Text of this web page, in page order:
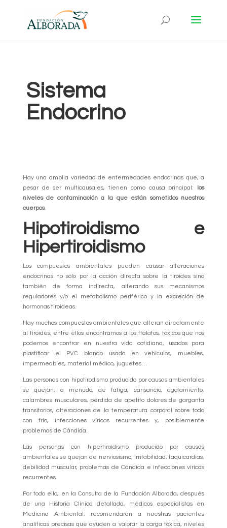
Sistema
Endocrino
Hay una amplia variedad de enfermedades endocrinas que, a
pesar de ser multicausales, tienen como causa principal: los
niveles de contaminación a la que están sometidos nuestros
cuerpos.
Hipotiroidismo e
Hipertiroidismo
Los compuestos ambientales pueden causar alteraciones
endocrinas no sólo por la acción directa sobre la tiroides sino
también de forma indirecta, alterando sus mecanismos
reguladores y/o el metabolismo periférico y la excreción de
hormonas tiroideas.
Hay muchos compuestos ambientales que alteran directamente
al tiroides, entre ellos encontramos a los ftalatos, tóxicos que nos
podemos encontrar en nuestra vida cotidiana, usados para
plastificar el PVC blando usado en vehículos, muebles,
impermeables, material médico, juguetes…
Las personas con hipotirodismo producido por causas ambientales
se quejan, a menudo, de fatiga, cansancio, agotamiento,
calambres musculares, pérdida de apetito dolores de garganta
transitorios, alteraciones de la temperatura corporal sobre todo
con frío, infecciones víricas recurrentes y, posiblemente
problemas de Cándida.
Las personas con hipertiroidismo producido por causas
ambientales se quejan de nerviosismo, irritabilidad, taquicardias,
debilidad muscular, problemas de Cándida e infecciones víricas
recurrentes.
Por todo ello, en la Consulta de la Fundación Alborada, después
de una Historia Clínica detallada, médicos especialistas en
Medicina Ambiental, recomendarán a nuestras pacientes
analíticas precisas que ayuden a valorar la carga tóxica, niveles